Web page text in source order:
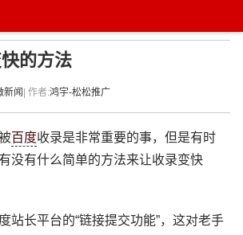
的方法
新闻 | 作者:鸿宇-松松推广
百度收录是非常重要的事，但是有时
没有什么简单的方法来让收录变快
站长平台的“链接提交功能”，这对老手